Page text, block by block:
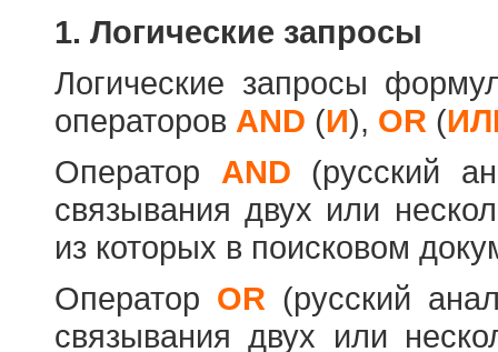
1. Логические запросы
Логические запросы
операторов AND (И), OR (
Оператор AND (русский
связывания двух или
из которых в поисковом
Оператор OR (русский
связывания двух или